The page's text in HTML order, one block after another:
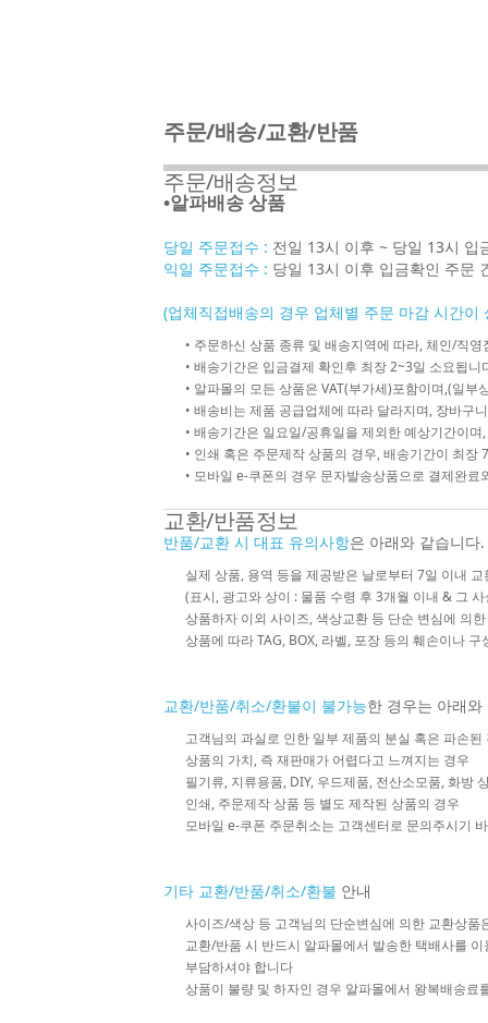
주문/배송/교환/반품
주문/배송정보
•알파배송 상품
당일 주문접수 : 전일 13시 이후 ~ 당일 13시 입
익일 주문접수 : 당일 13시 이후 입금확인 주문
(업체직접배송의 경우 업체별 주문 마감 시간이
• 주문하신 상품 종류 및 배송지역에 따라, 체인/직
• 배송기간은 입금결제 확인후 최장 2~3일 소요됩
• 알파몰의 모든 상품은 VAT(부가세)포함이며,(일
• 배송비는 제품 공급업체에 따라 달라지며, 장바구
• 배송기간은 일요일/공휴일을 제외한 예상기간이
• 인쇄 혹은 주문제작 상품의 경우, 배송기간이 최장
• 모바일 e-쿠폰의 경우 문자발송상품으로 결제완
교환/반품정보
반품/교환 시 대표 유의사항은 아래와 같습니다.
실제 상품, 용역 등을 제공받은 날로부터 7일 이내
(표시, 광고와 상이 : 물품 수령 후 3개월 이내 & 그
상품하자 이외 사이즈, 색상교환 등 단순 변심에 의
상품에 따라 TAG, BOX, 라벨, 포장 등의 훼손이나
교환/반품/취소/환불이 불가능한 경우는 아래와
고객님의 과실로 인한 일부 제품의 분실 혹은 파손된
상품의 가치, 즉 재판매가 어렵다고 느껴지는 경우
필기류, 지류용품, DIY, 우드제품, 전산소모품, 화방
인쇄, 주문제작 상품 등 별도 제작된 상품의 경우
모바일 e-쿠폰 주문취소는 고객센터로 문의주시기
기타 교환/반품/취소/환불 안내
사이즈/색상 등 고객님의 단순변심에 의한 교환상
교환/반품 시 반드시 알파몰에서 발송한 택배사를
부담하셔야 합니다
상품이 불량 및 하자인 경우 알파몰에서 왕복배송료